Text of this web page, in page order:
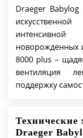
Режимы
CPAP,
5-20 Гц
вентиляция
(SIMV+VG,
PSV (режим
дыхания)
Draeger Babylog
новорожденных
8000 plus –
вентиляция
поддержку
Технические
Draeger